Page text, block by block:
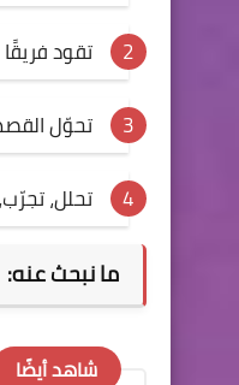
تقود
تحوّل
تحلل،
ما نبحث عنه:
شاهد أيضًا